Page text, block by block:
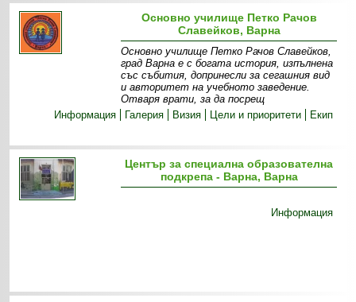
Основно училище Петко Рачов
Славейков, Варна
Основно училище Петко Рачов Славейков,
град Варна е с богата история, изпълнена
със събития, допринесли за сегашния вид
и авторитет на учебното заведение.
Отваря врати, за да посрещ
Информация
Галерия Визия Цели и приоритети Екип
Център за специална образователна
подкрепа - Варна, Варна
Информация